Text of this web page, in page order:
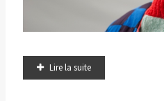
Lire la suite